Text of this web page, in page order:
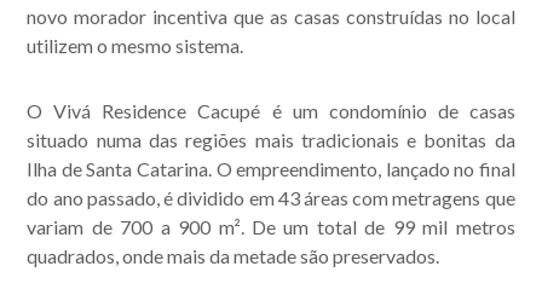
novo morador incentiva que as casas construídas no local
utilizem o mesmo sistema.
O Vivá Residence Cacupé é um condomínio de casas
situado numa das regiões mais tradicionais e bonitas da
Ilha de Santa Catarina. O empreendimento, lançado no final
do ano passado, é dividido em 43 áreas com metragens que
variam de 700 a 900 m². De um total de 99 mil metros
quadrados, onde mais da metade são preservados.